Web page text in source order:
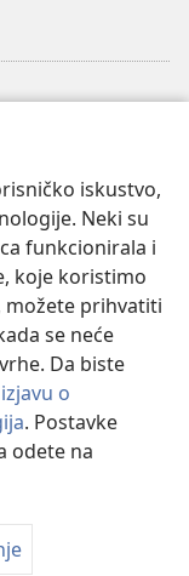
iskustvo,
Neki su
funkcionirala i
koje koristimo
možete prihvatiti
se neće
Da biste
o
. Postavke
odete na
of Pennsylvania.